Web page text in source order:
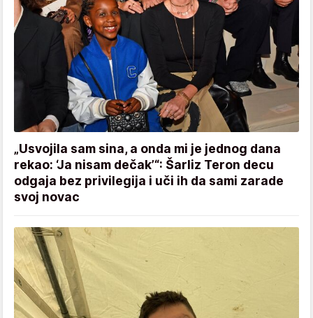
„Usvojila sam sina, a onda mi je jednog dana
rekao: ‘Ja nisam dečak’“: Šarliz Teron decu
odgaja bez privilegija i uči ih da sami zarade
svoj novac